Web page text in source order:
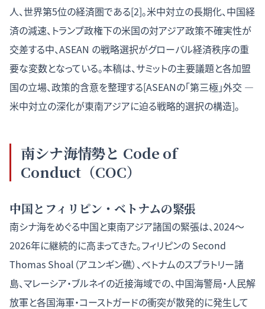
人、世界第5位の経済圏である[2]。米中対立の長期化、中国経
済の減速、トランプ政権下の米国の対アジア政策不確実性が
交差する中、ASEAN の戦略選択がグローバル経済秩序の重
要な変数となっている。本稿は、サミットの主要議題と各加盟
国の立場、政策的含意を整理する[ASEANの「第三極」外交 —
米中対立の深化が東南アジアに迫る戦略的選択の構造]。
南シナ海情勢と Code of
Conduct（COC）
中国とフィリピン・ベトナムの緊張
南シナ海をめぐる中国と東南アジア諸国の緊張は、2024〜
2026年に継続的に高まってきた。フィリピンの Second
Thomas Shoal（アユンギン礁）、ベトナムのスプラトリー諸
島、マレーシア・ブルネイの近接海域での、中国海警局・人民解
放軍と各国海軍・コーストガードの衝突が散発的に発生して